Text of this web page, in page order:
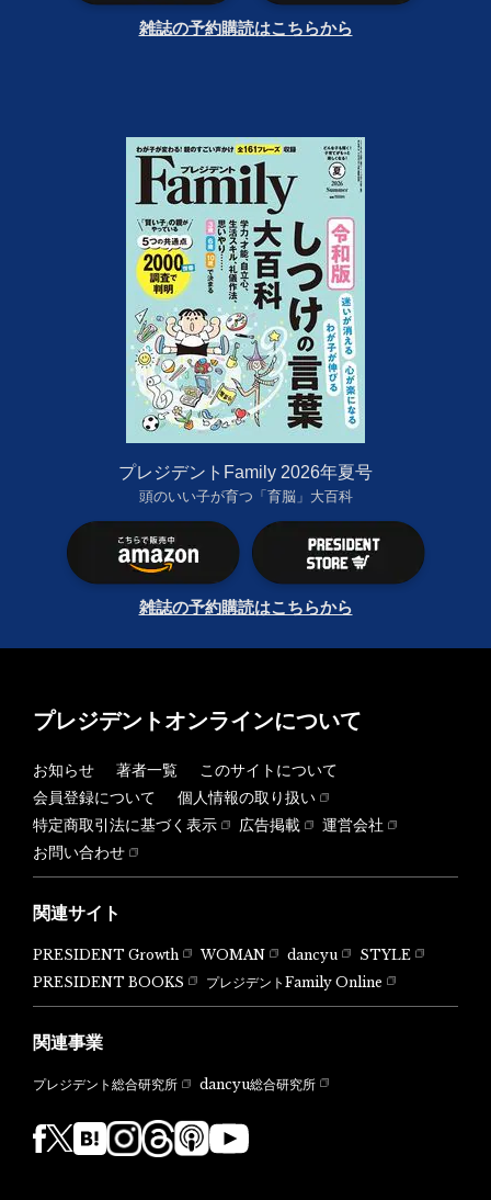
雑誌の予約購読はこちらから
プレジデントFamily 2026年夏号
頭のいい子が育つ「育脳」大百科
雑誌の予約購読はこちらから
プレジデントオンラインについて
お知らせ 著者一覧
このサイトについて
会員登録について
個人情報の取り扱い
特定商取引法に基づく表示
広告掲載
運営会社
お問い合わせ
関連サイト
PRESIDENT Growth WOMAN dancyu
STYLE
PRESIDENT BOOKS
プレジデントFamily Online
関連事業
プレジデント総合研究所 dancyu総合研究所